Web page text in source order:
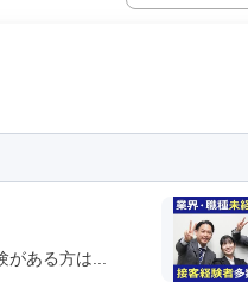
ある方は...